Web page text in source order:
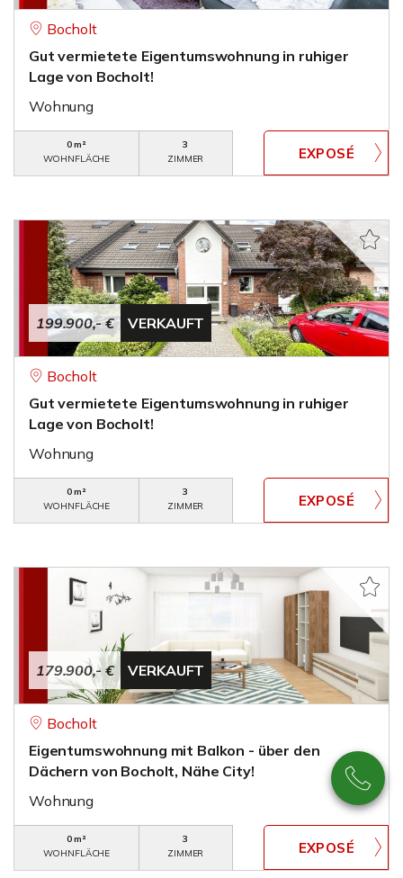
Bocholt
Gut vermietete Eigentumswohnung in ruhiger
Lage von Bocholt!
Wohnung
0 m²
WOHNFLÄCHE
3
ZIMMER
199.900,- € VERKAUFT
Bocholt
Gut vermietete Eigentumswohnung in ruhiger
Lage von Bocholt!
Wohnung
0 m²
WOHNFLÄCHE
3
ZIMMER
179.900,- € VERKAUFT
Bocholt
Eigentumswohnung mit Balkon - über den
Dächern von Bocholt, Nähe City!
Wohnung
0 m²
WOHNFLÄCHE
3
ZIMMER